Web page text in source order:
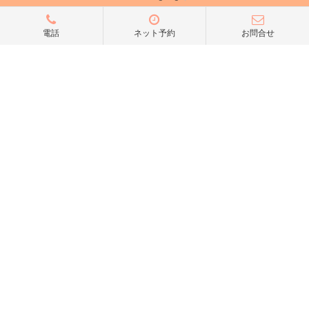
電話 ネット予約 お問合せ